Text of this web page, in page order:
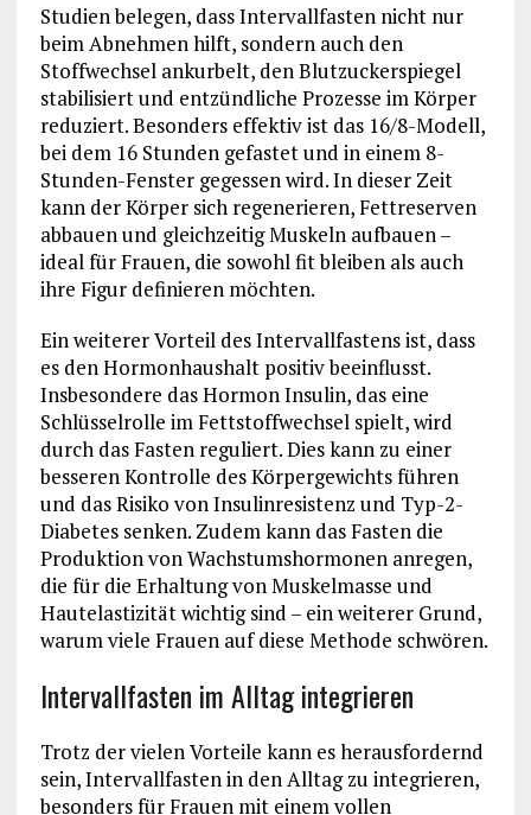
Studien belegen, dass Intervallfasten nicht nur
beim Abnehmen hilft, sondern auch den
Stoffwechsel ankurbelt, den Blutzuckerspiegel
stabilisiert und entzündliche Prozesse im Körper
reduziert. Besonders effektiv ist das 16/8-Modell,
bei dem 16 Stunden gefastet und in einem 8-
Stunden-Fenster gegessen wird. In dieser Zeit
kann der Körper sich regenerieren, Fettreserven
abbauen und gleichzeitig Muskeln aufbauen –
ideal für Frauen, die sowohl fit bleiben als auch
ihre Figur definieren möchten.
Ein weiterer Vorteil des Intervallfastens ist, dass
es den Hormonhaushalt positiv beeinflusst.
Insbesondere das Hormon Insulin, das eine
Schlüsselrolle im Fettstoffwechsel spielt, wird
durch das Fasten reguliert. Dies kann zu einer
besseren Kontrolle des Körpergewichts führen
und das Risiko von Insulinresistenz und Typ-2-
Diabetes senken. Zudem kann das Fasten die
Produktion von Wachstumshormonen anregen,
die für die Erhaltung von Muskelmasse und
Hautelastizität wichtig sind – ein weiterer Grund,
warum viele Frauen auf diese Methode schwören.
Intervallfasten im Alltag integrieren
Trotz der vielen Vorteile kann es herausfordernd
sein, Intervallfasten in den Alltag zu integrieren,
besonders für Frauen mit einem vollen